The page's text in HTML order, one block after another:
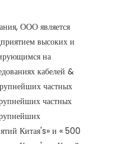
ООО является
высоких и
на
кабелей &
частных
частных
Китая's» и « 500